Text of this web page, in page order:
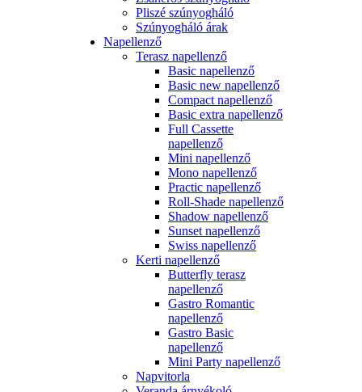
Pliszé szúnyogháló
Szúnyogháló árak
Napellenző
Terasz napellenző
Basic napellenző
Basic new napellenző
Compact napellenző
Basic extra napellenző
Full Cassette
napellenző
Mini napellenző
Mono napellenző
Practic napellenző
Roll-Shade napellenző
Shadow napellenző
Sunset napellenző
Swiss napellenző
Kerti napellenző
Butterfly terasz
napellenző
Gastro Romantic
napellenző
Gastro Basic
napellenző
Mini Party napellenző
Napvitorla